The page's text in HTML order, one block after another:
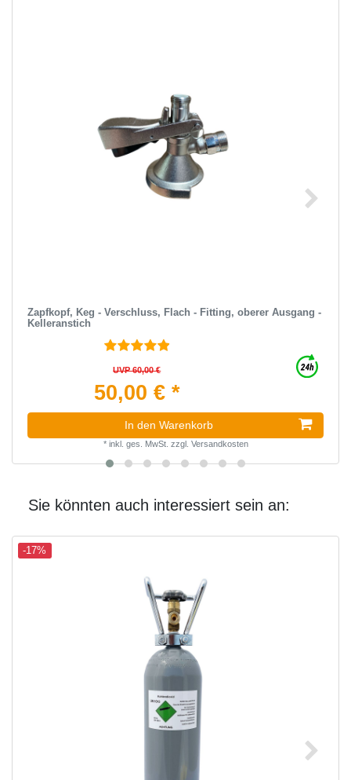
Zapfkopf, Keg - Verschluss, Flach - Fitting, oberer Ausgang -
Kelleranstich
UVP 60,00 €
50,00 € *
In den Warenkorb
* inkl. ges. MwSt. zzgl. Versandkosten
Sie könnten auch interessiert sein an:
-17%